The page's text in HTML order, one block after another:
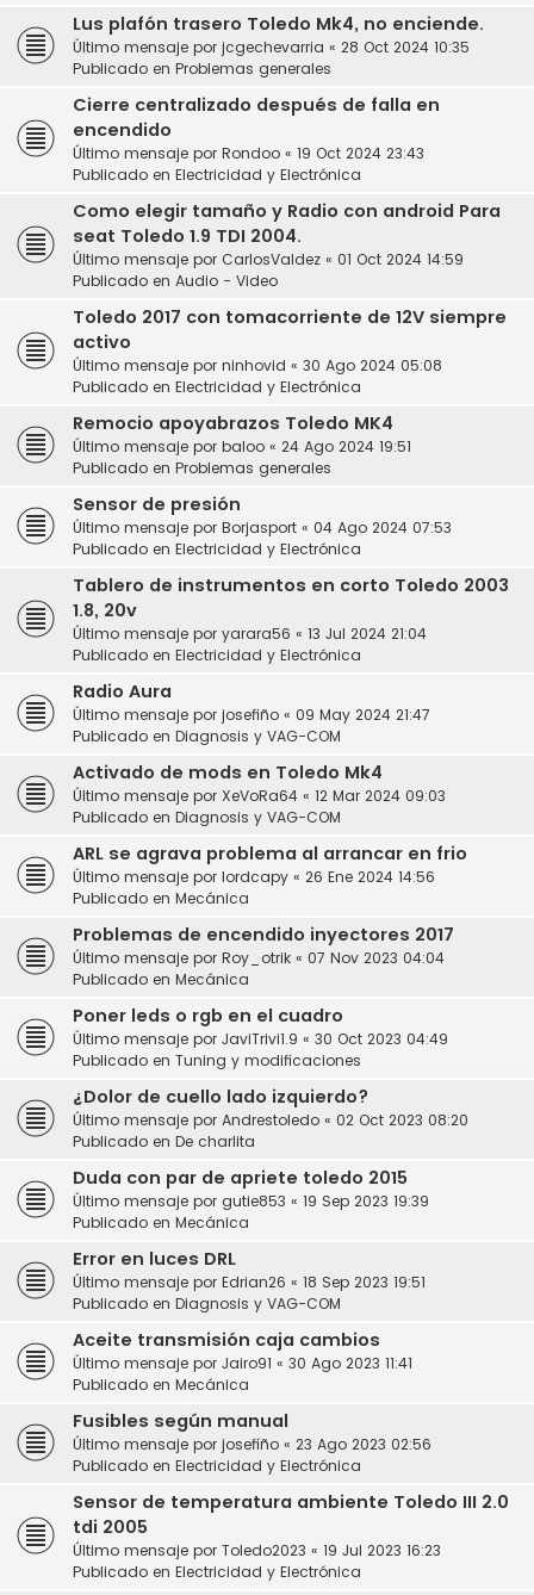
Lus plafón trasero Toledo Mk4, no enciende.
Último mensaje por jcgechevarria « 28 Oct 2024 10:35
Publicado en Problemas generales
Cierre centralizado después de falla en
encendido
Último mensaje por Rondoo « 19 Oct 2024 23:43
Publicado en Electricidad y Electrónica
Como elegir tamaño y Radio con android Para
seat Toledo 1.9 TDI 2004.
Último mensaje por CarlosValdez « 01 Oct 2024 14:59
Publicado en Audio - Video
Toledo 2017 con tomacorriente de 12V siempre
activo
Último mensaje por ninhovid « 30 Ago 2024 05:08
Publicado en Electricidad y Electrónica
Remocio apoyabrazos Toledo MK4
Último mensaje por baloo « 24 Ago 2024 19:51
Publicado en Problemas generales
Sensor de presión
Último mensaje por Borjasport « 04 Ago 2024 07:53
Publicado en Electricidad y Electrónica
Tablero de instrumentos en corto Toledo 2003
1.8, 20v
Último mensaje por yarara56 « 13 Jul 2024 21:04
Publicado en Electricidad y Electrónica
Radio Aura
Último mensaje por josefiño « 09 May 2024 21:47
Publicado en Diagnosis y VAG-COM
Activado de mods en Toledo Mk4
Último mensaje por XeVoRa64 « 12 Mar 2024 09:03
Publicado en Diagnosis y VAG-COM
ARL se agrava problema al arrancar en frio
Último mensaje por lordcapy « 26 Ene 2024 14:56
Publicado en Mecánica
Problemas de encendido inyectores 2017
Último mensaje por Roy_otrik « 07 Nov 2023 04:04
Publicado en Mecánica
Poner leds o rgb en el cuadro
Último mensaje por JaviTrivi1.9 « 30 Oct 2023 04:49
Publicado en Tuning y modificaciones
¿Dolor de cuello lado izquierdo?
Último mensaje por Andrestoledo « 02 Oct 2023 08:20
Publicado en De charlita
Duda con par de apriete toledo 2015
Último mensaje por gutie853 « 19 Sep 2023 19:39
Publicado en Mecánica
Error en luces DRL
Último mensaje por Edrian26 « 18 Sep 2023 19:51
Publicado en Diagnosis y VAG-COM
Aceite transmisión caja cambios
Último mensaje por Jairo91 « 30 Ago 2023 11:41
Publicado en Mecánica
Fusibles según manual
Último mensaje por josefiño « 23 Ago 2023 02:56
Publicado en Electricidad y Electrónica
Sensor de temperatura ambiente Toledo III 2.0
tdi 2005
Último mensaje por Toledo2023 « 19 Jul 2023 16:23
Publicado en Electricidad y Electrónica